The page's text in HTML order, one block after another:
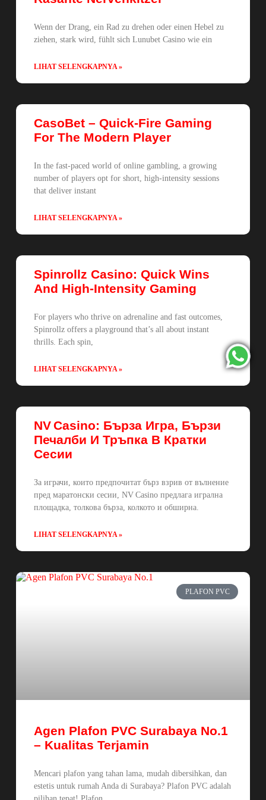
Wenn der Drang, ein Rad zu drehen oder einen Hebel zu
ziehen, stark wird, fühlt sich Lunubet Casino wie ein
LIHAT SELENGKAPNYA »
CasoBet – Quick‑Fire Gaming
For The Modern Player
In the fast‑paced world of online gambling, a growing
number of players opt for short, high‑intensity sessions
that deliver instant
LIHAT SELENGKAPNYA »
Spinrollz Casino: Quick Wins
And High‑Intensity Gaming
For players who thrive on adrenaline and fast outcomes,
Spinrollz offers a playground that’s all about instant
thrills. Each spin,
LIHAT SELENGKAPNYA »
NV Casino: Бърза Игра, Бързи
Печалби И Тръпка В Кратки
Сесии
За играчи, които предпочитат бърз взрив от вълнение
пред маратонски сесии, NV Casino предлага игрална
площадка, толкова бърза, колкото и обширна.
LIHAT SELENGKAPNYA »
PLAFON PVC
Agen Plafon PVC Surabaya No.1
– Kualitas Terjamin
Mencari plafon yang tahan lama, mudah dibersihkan, dan
estetis untuk rumah Anda di Surabaya? Plafon PVC adalah